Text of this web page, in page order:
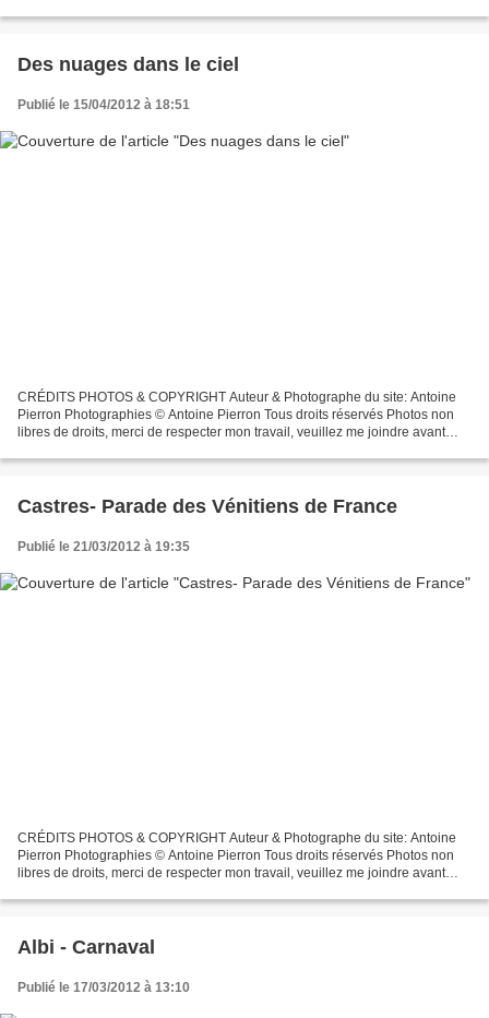
Des nuages dans le ciel
Publié le 15/04/2012 à 18:51
CRÉDITS PHOTOS & COPYRIGHT Auteur & Photographe du site: Antoine
Pierron Photographies © Antoine Pierron Tous droits réservés Photos non
libres de droits, merci de respecter mon travail, veuillez me joindre avant
Castres- Parade des Vénitiens de France
Publié le 21/03/2012 à 19:35
CRÉDITS PHOTOS & COPYRIGHT Auteur & Photographe du site: Antoine
Pierron Photographies © Antoine Pierron Tous droits réservés Photos non
libres de droits, merci de respecter mon travail, veuillez me joindre avant
Albi - Carnaval
Publié le 17/03/2012 à 13:10